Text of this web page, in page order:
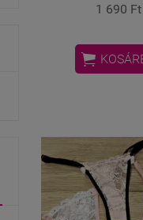
1 690 Ft
